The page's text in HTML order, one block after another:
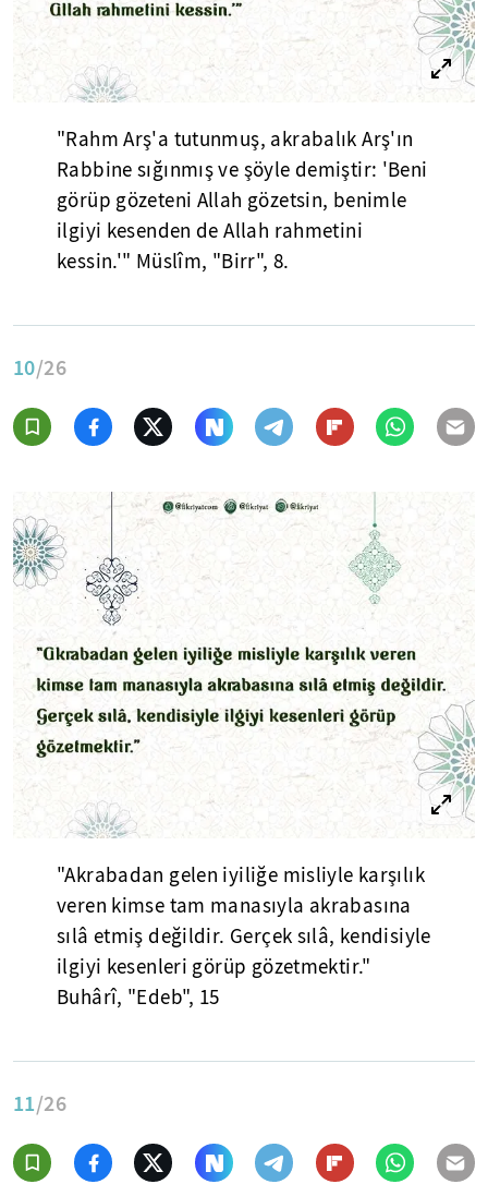
"Rahm Arş'a tutunmuş, akrabalık Arş'ın
Rabbine sığınmış ve şöyle demiştir: 'Beni
görüp gözeteni Allah gözetsin, benimle
ilgiyi kesenden de Allah rahmetini
kessin.'" Müslîm, "Birr", 8.
10/26
"Akrabadan gelen iyiliğe misliyle karşılık
veren kimse tam manasıyla akrabasına
sılâ etmiş değildir. Gerçek sılâ, kendisiyle
ilgiyi kesenleri görüp gözetmektir."
Buhârî, "Edeb", 15
11/26